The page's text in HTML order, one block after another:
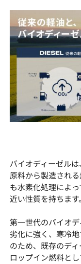
バイオディーゼル
原料から製造され
も水素化処理によ
近い性質を持ちます。
第一世代のバイオ
劣化に強く、寒冷
のため、既存のデ
ロップイン燃料とし